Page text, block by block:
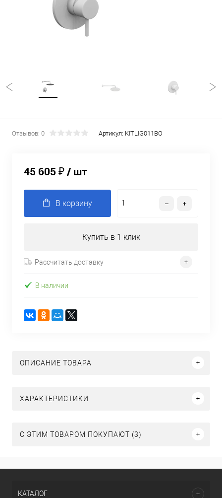
Отзывов: 0 Артикул: KITLIG011BO
45 605 ₽/ шт
В корзину
Купить в 1 клик
Рассчитать доставку
В наличии
ОПИСАНИЕ ТОВАРА
ХАРАКТЕРИСТИКИ
С ЭТИМ ТОВАРОМ ПОКУПАЮТ (3)
КАТАЛОГ